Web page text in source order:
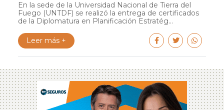
En la sede de la Universidad Nacional de Tierra del
Fuego (UNTDF) se realizó la entrega de certificados
de la Diplomatura en Planificación Estratég...
Leer más +